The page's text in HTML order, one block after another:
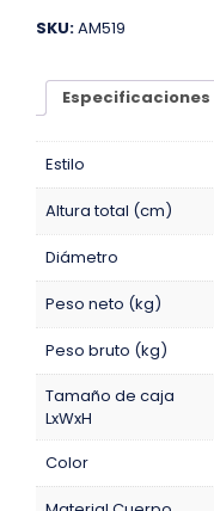
SKU:AM519
Especificaciones
Estilo
Altura total (cm)
Diámetro
Peso neto (kg)
Peso bruto (kg)
Tamaño de caja
LxWxH
Color